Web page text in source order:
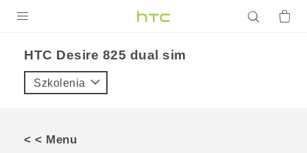
VIVE
HTC Desire 825 dual sim‎
Szkolenia
< < Menu